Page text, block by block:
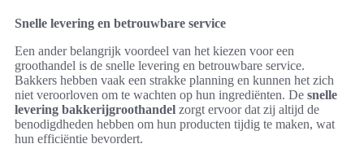
Snelle levering en betrouwbare service
Een ander belangrijk voordeel van het kiezen voor een
groothandel is de snelle levering en betrouwbare service.
Bakkers hebben vaak een strakke planning en kunnen het zich
niet veroorloven om te wachten op hun ingrediënten. De snelle
levering bakkerijgroothandel zorgt ervoor dat zij altijd de
benodigdheden hebben om hun producten tijdig te maken, wat
hun efficiëntie bevordert.